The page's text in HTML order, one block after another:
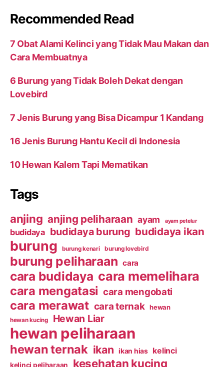
Recommended Read
7 Obat Alami Kelinci yang Tidak Mau Makan dan
Cara Membuatnya
6 Burung yang Tidak Boleh Dekat dengan
Lovebird
7 Jenis Burung yang Bisa Dicampur 1 Kandang
16 Jenis Burung Hantu Kecil di Indonesia
10 Hewan Kalem Tapi Mematikan
Tags
anjing anjing peliharaan ayam ayam petelur
budidaya budidaya burung budidaya ikan
burung burung kenari burung lovebird
burung peliharaan cara
cara budidaya cara memelihara
cara mengatasi cara mengobati
cara merawat cara ternak hewan
hewan kucing Hewan Liar
hewan peliharaan
hewan ternak ikan ikan hias kelinci
kelinci peliharaan kesehatan kucing